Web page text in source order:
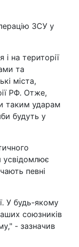
ЗСУ у
на території
та
міста,
РФ. Отже,
таким ударам
будуть у
усвідомлює
певні
У будь-якому
союзників
- зазначив